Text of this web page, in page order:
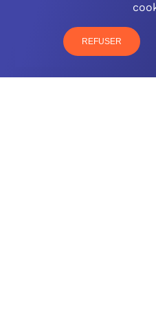
77 rue Paul Douce –
CONTACTEZ-
REFUSER